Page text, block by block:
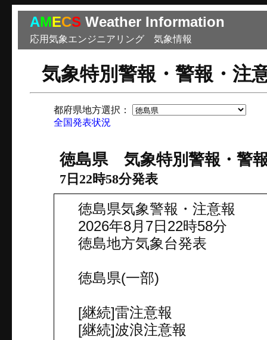
AMECS Weather Information
応用気象エンジニアリング 気象情報
気象特別警報・警報・注
都府県地方選択：
全国発表状況
徳島県 気象特別警報・警
7日22時58分発表
徳島県気象警報・注意報
2026年8月7日22時58分
徳島地方気象台発表
徳島県(一部)
[継続]雷注意報
[継続]波浪注意報